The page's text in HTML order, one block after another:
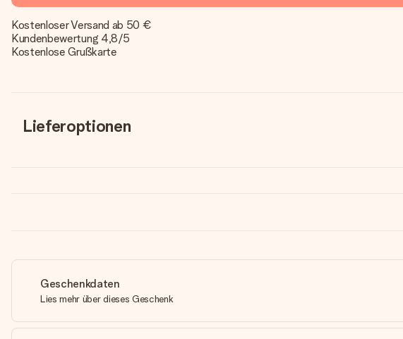
Kostenloser Versand ab 50 €
Kundenbewertung 4,8/5
Kostenlose Grußkarte
Lieferoptionen
Geschenkdaten
Lies mehr über dieses Geschenk